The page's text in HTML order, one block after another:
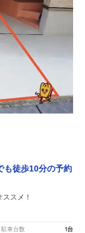
も徒歩10分の予約
スメ！
駐車台数 1台